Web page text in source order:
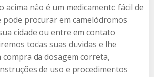
acima não é um medicamento fácil de
pode procurar em camelódromos
cidade ou entre em contato
todas suas duvidas e lhe
da dosagem correta,
de uso e procedimentos